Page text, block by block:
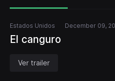
Estados Unidos December 09,
El canguro
Ver trailer